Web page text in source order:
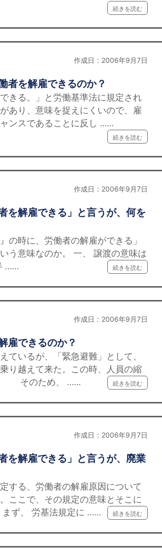
続きを読む
作成日：2006年9月7日
者を解雇できるのか？
きる。」と労働基準法に規定され
あり、意味を捉えにくいので、雇
ンスであることに反し ……
続きを読む
作成日：2006年9月7日
を解雇できる」と言うが、何を
の時に、労働者の解雇ができる」
う意味なのか。 一、 譲渡の意味は
……
続きを読む
作成日：2006年9月7日
雇できるのか？
ているが、「緊急避難」として、
り越えて来た。この時、人員の縮
。 そのため、 ……
続きを読む
作成日：2006年9月7日
を解雇できる」と言うが、廃業
する、労働者の解雇原因について
ここで、その規定の意味とそこに
まず、 労基法規定に ……
続きを読む